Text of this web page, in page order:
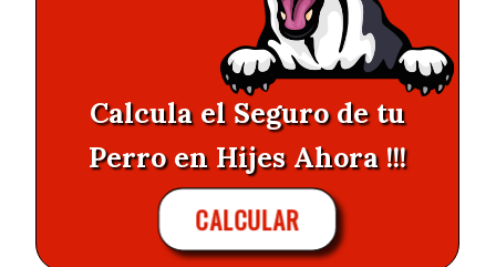
Calcula el Seguro de tu
Perro en Hijes Ahora !!!
CALCULAR